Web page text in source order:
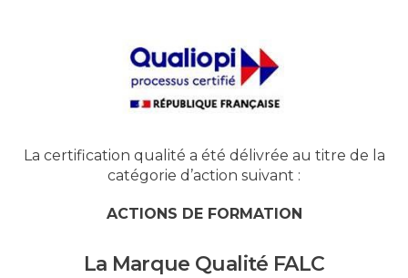
La certification qualité a été délivrée au titre de la
catégorie d’action suivant :
ACTIONS DE FORMATION
La Marque Qualité FALC